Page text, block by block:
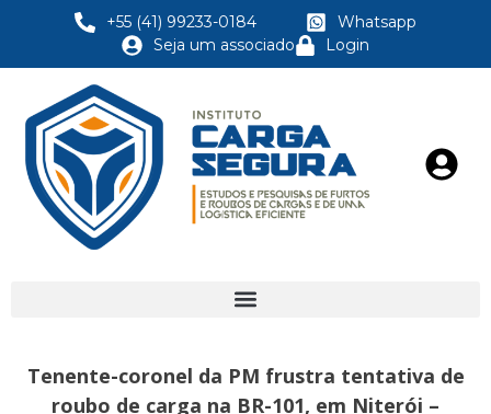
+55 (41) 99233-0184
Whatsapp
Seja um associado
Login
Tenente-coronel da PM frustra tentativa de
roubo de carga na BR-101, em Niterói –